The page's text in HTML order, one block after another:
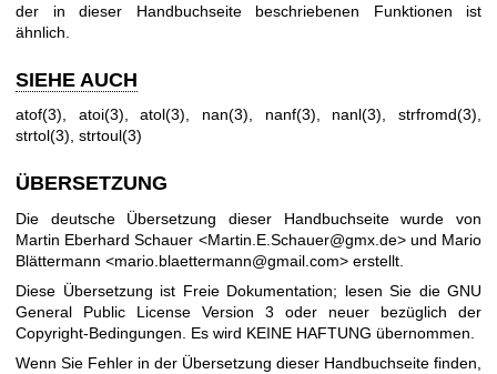
der in dieser Handbuchseite beschriebenen Funktionen ist
ähnlich.
SIEHE AUCH
atof(3) atoi(3) ,atol(3) nan(3) nanf(3) nanl(3) ,strfromd(3)
strtol(3) strtoul(3)
ÜBERSETZUNG
Die deutsche Übersetzung dieser Handbuchseite wurde von
Martin Eberhard Schauer <Martin.E.Schauer@gmx.de> und Mario
Blättermann <mario.blaettermann@gmail.com> erstellt.
Diese Übersetzung ist Freie Dokumentation; lesen Sie die GNU
General Public License Version 3 oder neuer bezüglich der
Copyright-Bedingungen. Es wird KEINE HAFTUNG übernommen.
Wenn Sie Fehler in der Übersetzung dieser Handbuchseite finden,